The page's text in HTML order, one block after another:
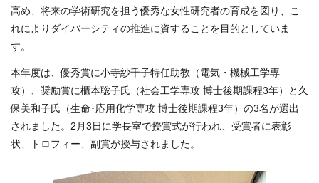
高め、将来の学術研究を担う優秀な女性研究者の育成を図り、こ
れによりダイバーシティの推進に資することを目的としていま
す。
本年度は、優秀賞に小寺紗千子特任助教（電気・機械工学専
攻）、奨励賞に櫃本聡子氏（社会工学専攻 博士後期課程3年）と久
保美和子氏（生命･応用化学専攻 博士後期課程3年）の3名が選出
されました。2月3日に学長室で授賞式が行われ、受賞者に表彰
状、トロフィー、副賞が授与されました。